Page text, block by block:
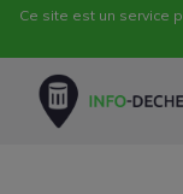
Ce site est un service